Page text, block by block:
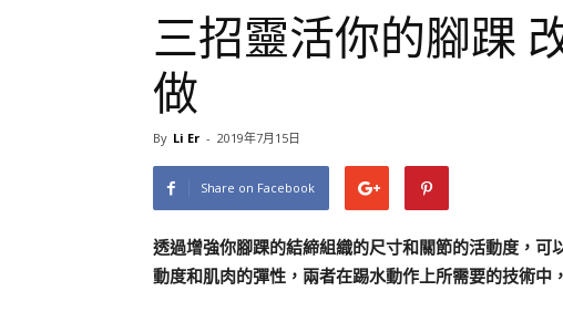
三招靈活你的腳踝
做
By Li Er - 2019年7月15日
Share on Facebook
透過增強你腳踝的結締組織的尺寸和關節的活動度，
動度和肌肉的彈性，兩者在踢水動作上所需要的技術中